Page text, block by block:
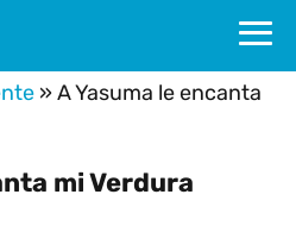
»A Yasuma le encanta
mi Verdura